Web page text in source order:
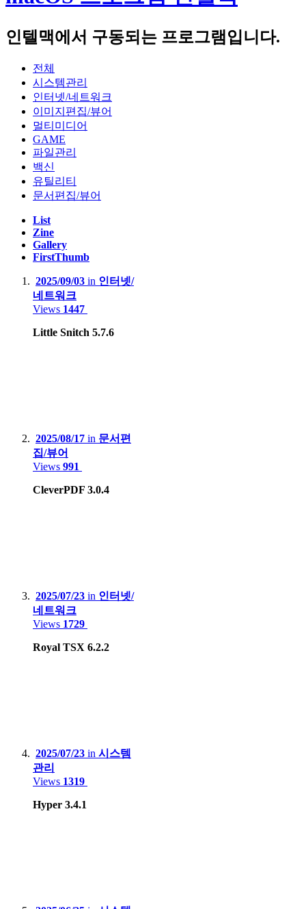
Notebook :
Acer Swift 14 AI 2024(Qualcomm SnapDragon X Plus X1P4200)
Apple Macbook Air 2022 (M2, A2681)
Lenovo LEGION 5 Pro 16ACH R7 STORM (AMD R7-5800H,
NVIDIA RTX3060 laptop)
Lenovo Thinkpad T420s(Intel i5-2540M)
Apple Macbook Air 2011 Mid( i5-2467M, A1370)
Server :
Dell PowerEdge R420(Intel XEON E5-2407)
Dell PowerEdge R710(Intel XEON E5620 x2, 32GB)
HP Proliant Microserver Gen8(Intel XEON E3-1230V2)
NAS :
Motorola Edge 20 pro
Apple iPhone 12
Apple iPhone 15 Pro Max
Huawei X3, Nova Smart
Samsung Galaxy Tab S7+
Lenovo Xiaoxin 2022
인텔맥에서 구동되는 프로그램입니다.
전체
시스템관리
인터넷/네트워크
이미지편집/뷰어
멀티미디어
GAME
파일관리
백신
유틸리티
문서편집/뷰어
List
Zine
Gallery
FirstThumb
2025/09/03 in 인터넷/
네트워크
Views 1447
Little Snitch 5.7.6
2025/08/17 in 문서편
집/뷰어
Views 991
CleverPDF 3.0.4
2025/07/23 in 인터넷/
네트워크
Views 1729
Royal TSX 6.2.2
2025/07/23 in 시스템
관리
Views 1319
Hyper 3.4.1